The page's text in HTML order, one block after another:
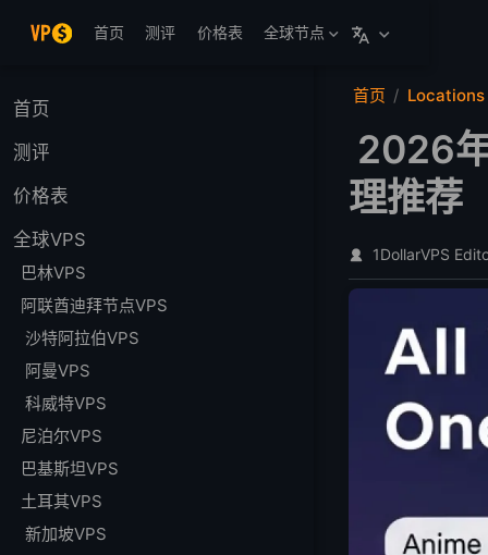
首页
测评 价格表 全球节点
首页
测评
价格表
全球VPS
巴林VPS
阿联酋迪拜节点VPS
沙特阿拉伯VPS
阿曼VPS
科威特VPS
尼泊尔VPS
巴基斯坦VPS
土耳其VPS
新加坡VPS
首页 Locations
2026
理推荐
1DollarVPS